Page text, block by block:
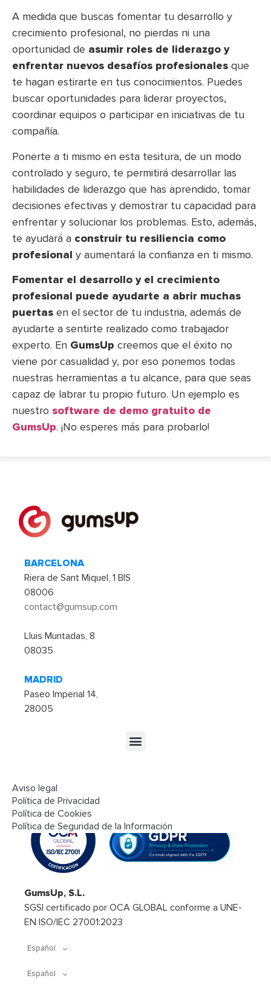
A medida que buscas fomentar tu desarrollo y
crecimiento profesional, no pierdas ni una
oportunidad de asumir roles de liderazgo y
enfrentar nuevos desafíos profesionales que
te hagan estirarte en tus conocimientos. Puedes
buscar oportunidades para liderar proyectos,
coordinar equipos o participar en iniciativas de tu
compañía.
Ponerte a ti mismo en esta tesitura, de un modo
controlado y seguro, te permitirá desarrollar las
habilidades de liderazgo que has aprendido, tomar
decisiones efectivas y demostrar tu capacidad para
enfrentar y solucionar los problemas. Esto, además,
te ayudará a construir tu resiliencia como
profesional y aumentará la confianza en ti mismo.
Fomentar el desarrollo y el crecimiento
profesional puede ayudarte a abrir muchas
puertas en el sector de tu industria, además de
ayudarte a sentirte realizado como trabajador
experto. En GumsUp creemos que el éxito no
viene por casualidad y, por eso ponemos todas
nuestras herramientas a tu alcance, para que seas
capaz de labrar tu propio futuro. Un ejemplo es
nuestro software de demo gratuito de
GumsUp. ¡No esperes más para probarlo!
BARCELONA
Riera de Sant Miquel, 1 BIS
08006
contact@gumsup.com
Lluis Muntadas, 8
08035
MADRID
Paseo Imperial 14,
28005
Aviso legal
Política de Privacidad
Política de Cookies
Política de Seguridad de la Información
Seguridad y cumplimiento
GumsUp, S.L.
SGSI certificado por OCA GLOBAL conforme a UNE-
EN ISO/IEC 27001:2023
Español
Español